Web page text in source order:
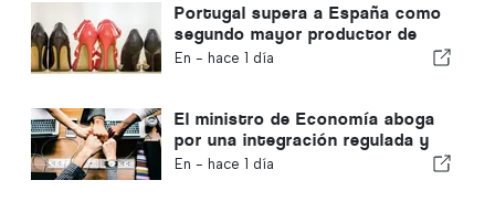
Portugal supera a España como
segundo mayor productor de
calzado de Europa
En - hace 1 día
El ministro de Economía aboga
por una integración regulada y
garantiza una vía rápida para los
En - hace 1 día